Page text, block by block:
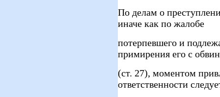
По делам о
иначе как по жалобе
потерпевшего и
примирения его с
(ст. 27), моментом
ответственности